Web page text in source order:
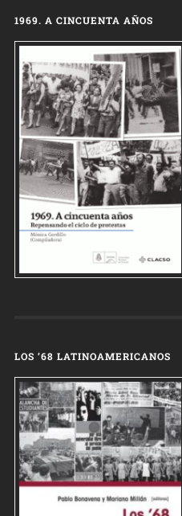
1969. A CINCUENTA AÑOS
LOS ’68 LATINOAMERICANOS